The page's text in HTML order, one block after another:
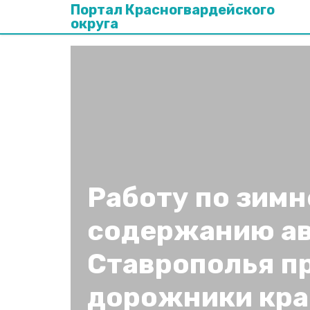
Портал Красногвардейского
округа
Работу по
содержанию
Ставрополья
дорожники